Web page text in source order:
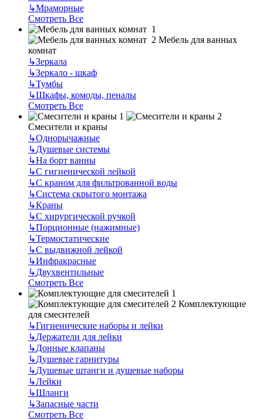
↳Мраморные
Смотреть Все
Мебель для ванных
комнат
↳Зеркала
↳Зеркало - шкаф
↳Тумбы
↳Шкафы, комоды, пеналы
Смотреть Все
Смесители и краны
↳Однорычажные
↳Душевые системы
↳На борт ванны
↳С гигиенической лейкой
↳С краном для фильтрованной воды
↳Система скрытого монтажа
↳Краны
↳С хирургической ручкой
↳Порционные (нажимные)
↳Термостатические
↳С выдвижной лейкой
↳Инфракрасные
↳Двухвентильные
Смотреть Все
Комплектующие
для смесителей
↳Гигиенические наборы и лейки
↳Держатели для лейки
↳Донные клапаны
↳Душевые гарнитуры
↳Душевые штанги и душевые наборы
↳Лейки
↳Шланги
↳Запасные части
Смотреть Все